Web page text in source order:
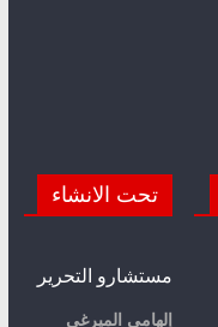
تحت الانشاء
مستشارو التحرير
إلهامي الميرغي